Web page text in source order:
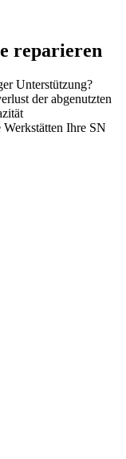
reparieren
Unterstützung?
der abgenutzten
Ihre SN